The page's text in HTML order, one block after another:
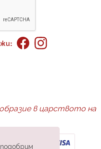
в царството на